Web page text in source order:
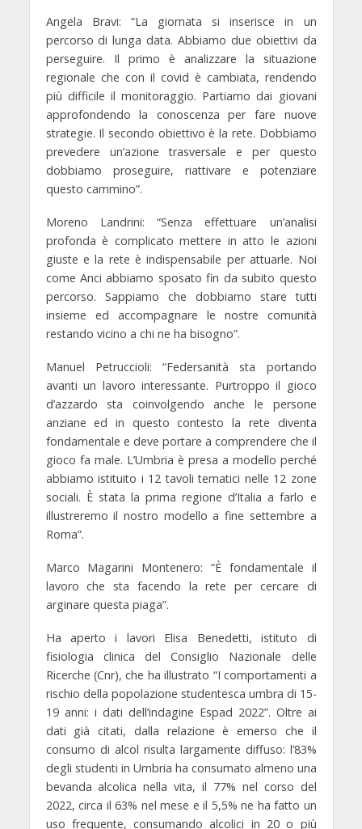
Angela Bravi: “La giornata si inserisce in un
percorso di lunga data. Abbiamo due obiettivi da
perseguire. Il primo è analizzare la situazione
regionale che con il covid è cambiata, rendendo
più difficile il monitoraggio. Partiamo dai giovani
approfondendo la conoscenza per fare nuove
strategie. Il secondo obiettivo è la rete. Dobbiamo
prevedere un’azione trasversale e per questo
dobbiamo proseguire, riattivare e potenziare
questo cammino”.
Moreno Landrini: “Senza effettuare un’analisi
profonda è complicato mettere in atto le azioni
giuste e la rete è indispensabile per attuarle. Noi
come Anci abbiamo sposato fin da subito questo
percorso. Sappiamo che dobbiamo stare tutti
insieme ed accompagnare le nostre comunità
restando vicino a chi ne ha bisogno”.
Manuel Petruccioli: “Federsanità sta portando
avanti un lavoro interessante. Purtroppo il gioco
d’azzardo sta coinvolgendo anche le persone
anziane ed in questo contesto la rete diventa
fondamentale e deve portare a comprendere che il
gioco fa male. L’Umbria è presa a modello perché
abbiamo istituito i 12 tavoli tematici nelle 12 zone
sociali. È stata la prima regione d’Italia a farlo e
illustreremo il nostro modello a fine settembre a
Roma”.
Marco Magarini Montenero: “È fondamentale il
lavoro che sta facendo la rete per cercare di
arginare questa piaga”.
Ha aperto i lavori Elisa Benedetti, istituto di
fisiologia clinica del Consiglio Nazionale delle
Ricerche (Cnr), che ha illustrato “I comportamenti a
rischio della popolazione studentesca umbra di 15-
19 anni: i dati dell’indagine Espad 2022”. Oltre ai
dati già citati, dalla relazione è emerso che il
consumo di alcol risulta largamente diffuso: l’83%
degli studenti in Umbria ha consumato almeno una
bevanda alcolica nella vita, il 77% nel corso del
2022, circa il 63% nel mese e il 5,5% ne ha fatto un
uso frequente, consumando alcolici in 20 o più